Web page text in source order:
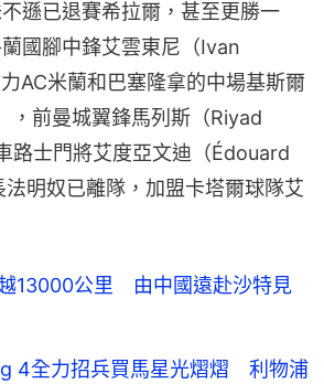
遜已退賽希拉爾，甚至更勝一
國腳中鋒艾雲東尼（Ivan
AC米蘭和巴塞隆拿的中場基斯爾
，前曼城翼鋒馬列斯（Riyad
路士門將艾度亞文迪（Édouard
明奴已離隊，加盟卡塔爾球隊艾
13000公里 由中國遠赴沙特見
4全力招兵買馬星光熠熠 利物浦